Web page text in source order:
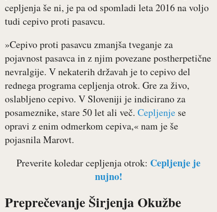
cepljenja še ni, je pa od spomladi leta 2016 na voljo
tudi cepivo proti pasavcu.
»Cepivo proti pasavcu zmanjša tveganje za
pojavnost pasavca in z njim povezane postherpetične
nevralgije. V nekaterih državah je to cepivo del
rednega programa cepljenja otrok. Gre za živo,
oslabljeno cepivo. V Sloveniji je indicirano za
posameznike, stare 50 let ali več. Cepljenje se
opravi z enim odmerkom cepiva,« nam je še
pojasnila Marovt.
Preverite koledar cepljenja otrok: Cepljenje je
nujno!
Preprečevanje Širjenja Okužbe